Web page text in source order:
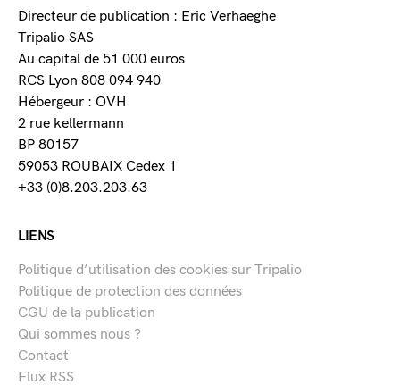
Directeur de publication : Eric Verhaeghe
Tripalio SAS
Au capital de 51 000 euros
RCS Lyon 808 094 940
Hébergeur : OVH
2 rue kellermann
BP 80157
59053 ROUBAIX Cedex 1
+33 (0)8.203.203.63
LIENS
Politique d’utilisation des cookies sur Tripalio
Politique de protection des données
CGU de la publication
Qui sommes nous ?
Contact
Flux RSS